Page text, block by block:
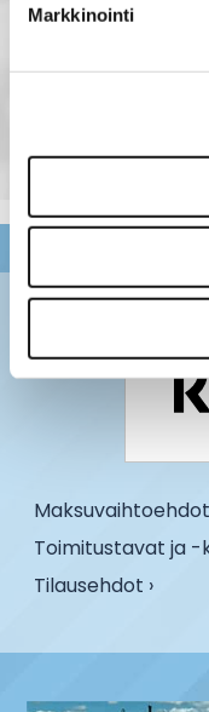
Markkinointi
Maksuvaihtoehdot
Toimitustavat ja -
Tilausehdot ›